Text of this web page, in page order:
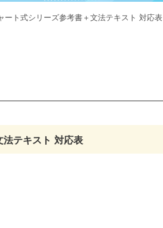
ト式シリーズ参考書＋文法テキスト 対応表
テキスト 対応表